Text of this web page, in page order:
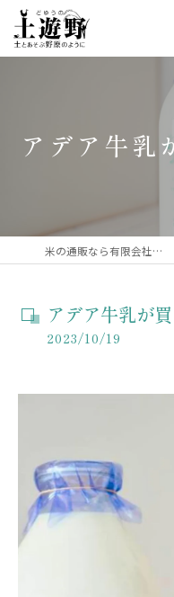
アデア牛乳
米の通販なら有限会社土遊野
アデア牛乳が
2023/10/19